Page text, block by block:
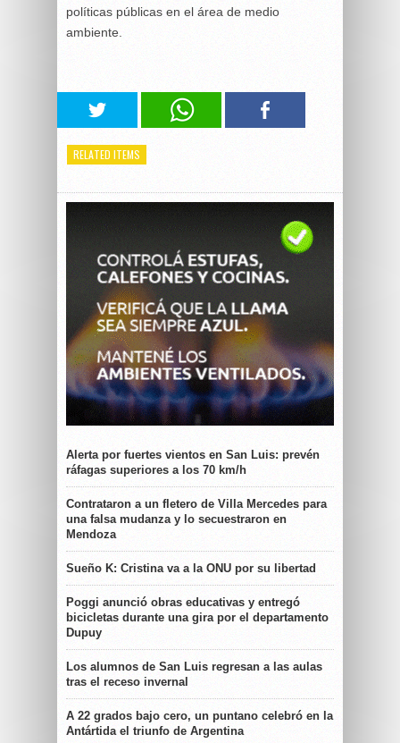
políticas públicas en el área de medio
ambiente.
RELATED ITEMS
Alerta por fuertes vientos en San Luis: prevén
ráfagas superiores a los 70 km/h
Contrataron a un fletero de Villa Mercedes para
una falsa mudanza y lo secuestraron en
Mendoza
Sueño K: Cristina va a la ONU por su libertad
Poggi anunció obras educativas y entregó
bicicletas durante una gira por el departamento
Dupuy
Los alumnos de San Luis regresan a las aulas
tras el receso invernal
A 22 grados bajo cero, un puntano celebró en la
Antártida el triunfo de Argentina